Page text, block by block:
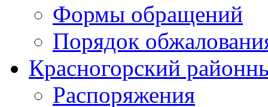
Формы обращений
Порядок
Красногорский
Распоряжения